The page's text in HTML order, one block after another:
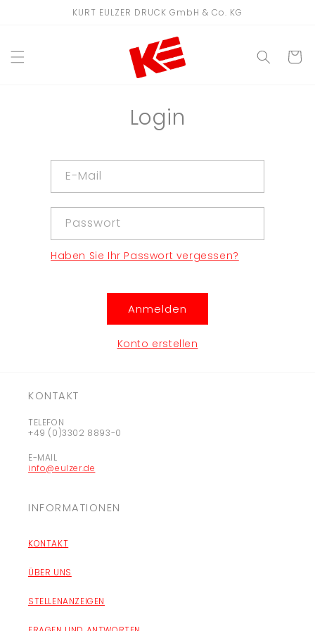
KURT EULZER DRUCK GmbH & Co. KG
Login
E-Mail
Passwort
Haben Sie Ihr Passwort vergessen?
Anmelden
Konto erstellen
KONTAKT
TELEFON
+49 (0)3302 8893-0
E-MAIL
info@eulzer.de
INFORMATIONEN
KONTAKT
ÜBER UNS
STELLENANZEIGEN